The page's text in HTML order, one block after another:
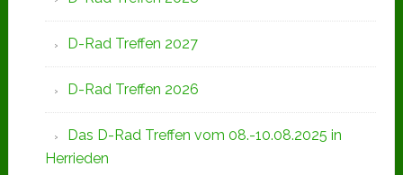
D-Rad Treffen 2027
D-Rad Treffen 2026
Das D-Rad Treffen vom 08.-10.08.2025 in
Herrieden